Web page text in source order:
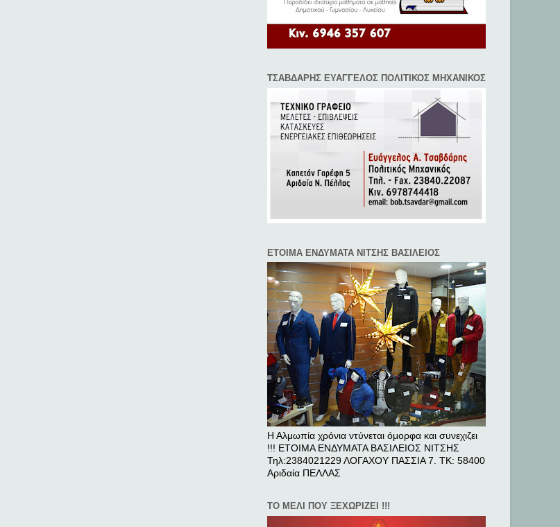
ΤΣΑΒΔΑΡΗΣ ΕΥΑΓΓΕΛΟΣ ΠΟΛΙΤΙΚΟΣ ΜΗΧΑΝΙΚΟΣ
ΕΤΟΙΜΑ ΕΝΔΥΜΑΤΑ ΝΙΤΣΗΣ ΒΑΣΙΛΕΙΟΣ
Η Αλμωπία χρόνια ντύνεται όμορφα και συνεχιζει
!!! ΕΤΟΙΜΑ ΕΝΔΥΜΑΤΑ ΒΑΣΙΛΕΙΟΣ ΝΙΤΣΗΣ
Τηλ:2384021229 ΛΟΓΑΧΟΥ ΠΑΣΣΙΑ 7. ΤΚ: 58400
Αριδαία ΠΕΛΛAΣ
ΤΟ ΜΕΛΙ ΠΟΥ ΞΕΧΩΡΙΖΕΙ !!!